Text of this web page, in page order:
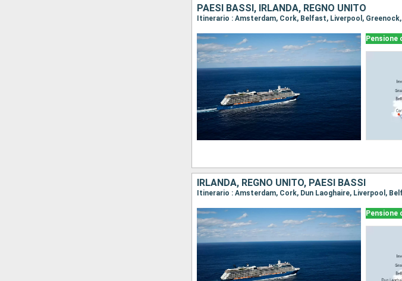
PAESI BASSI, IRLANDA, REGNO UNITO
Itinerario : Amsterdam, Cork, Belfast, Liverpool,
Pensione
IRLANDA, REGNO UNITO, PAESI BASSI
Itinerario : Amsterdam, Cork, Dun Laoghaire, Liverpool,
Pensione